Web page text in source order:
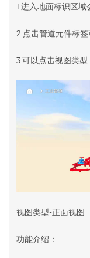
1.进入地面标识区域
2.点击管道元件标签
3.可以点击视图类型
视图类型-正面视图
功能介绍：